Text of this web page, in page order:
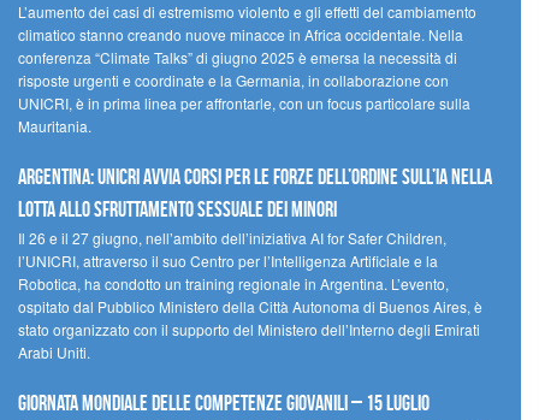
L’aumento dei casi di estremismo violento e gli effetti del cambiamento
climatico stanno creando nuove minacce in Africa occidentale. Nella
conferenza “Climate Talks” di giugno 2025 è emersa la necessità di
risposte urgenti e coordinate e la Germania, in collaborazione con
UNICRI, è in prima linea per affrontarle, con un focus particolare sulla
Mauritania.
Argentina: UNICRI avvia corsi per le forze dell’ordine sull’IA nella
lotta allo sfruttamento sessuale dei minori
Il 26 e il 27 giugno, nell’ambito dell’iniziativa AI for Safer Children,
l’UNICRI, attraverso il suo Centro per l’Intelligenza Artificiale e la
Robotica, ha condotto un training regionale in Argentina. L’evento,
ospitato dal Pubblico Ministero della Città Autonoma di Buenos Aires, è
stato organizzato con il supporto del Ministero dell’Interno degli Emirati
Arabi Uniti.
Giornata Mondiale delle Competenze Giovanili – 15 luglio